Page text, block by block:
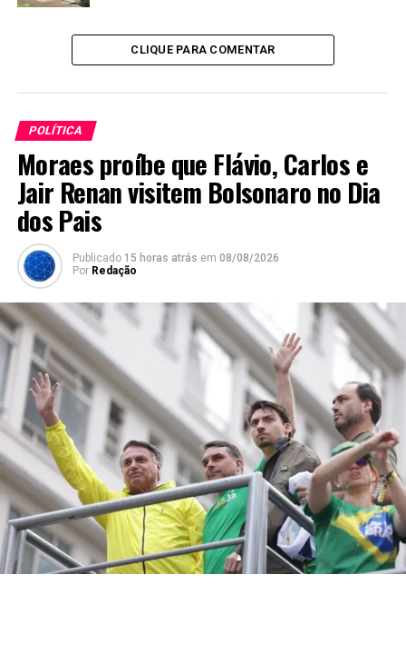
CLIQUE PARA COMENTAR
POLÍTICA
Moraes proíbe que Flávio, Carlos e
Jair Renan visitem Bolsonaro no Dia
dos Pais
Publicado 15 horas atrás em 08/08/2026
Por Redação